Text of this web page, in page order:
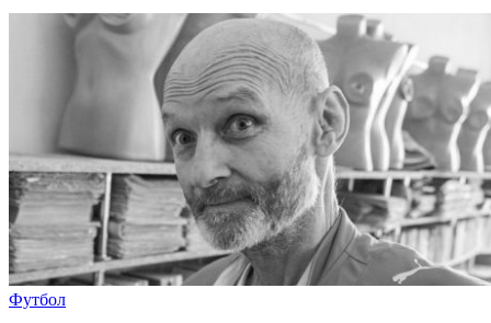
Футбол